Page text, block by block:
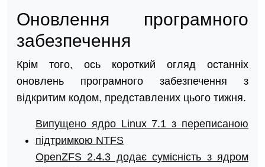
Оновлення програмного
забезпечення
Крім того, ось короткий огляд останніх
оновлень програмного забезпечення з
відкритим кодом, представлених цього тижня.
Випущено ядро Linux 7.1 з переписаною
підтримкою NTFS
OpenZFS 2.4.3 додає сумісність з ядром